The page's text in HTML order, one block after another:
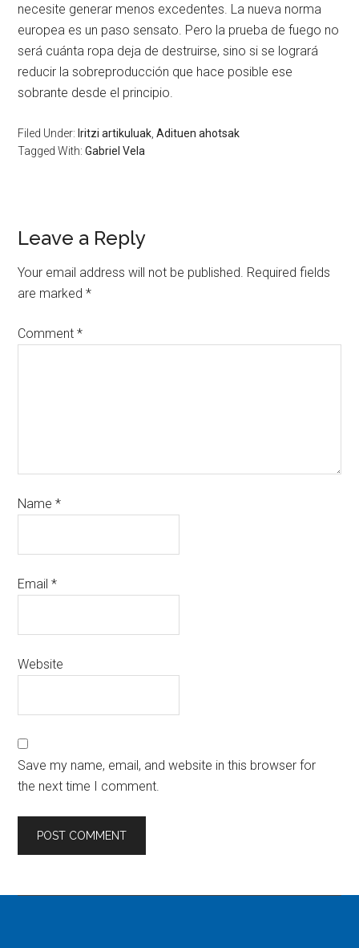
necesite generar menos excedentes. La nueva norma
europea es un paso sensato. Pero la prueba de fuego no
será cuánta ropa deja de destruirse, sino si se logrará
reducir la sobreproducción que hace posible ese
sobrante desde el principio.
Filed Under: Iritzi artikuluak ,Adituen ahotsak
Tagged With:Gabriel Vela
Leave a Reply
Your email address will not be published. Required fields
are marked*
Comment*
Name*
Email*
Website
Save my name, email, and website in this browser for
the next time I comment.